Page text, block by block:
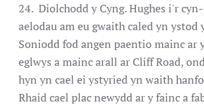
24. Diolchodd y Cyng. Hughes i'r
aelodau am eu gwaith caled yn ystod
Soniodd fod angen paentio mainc ar
eglwys a mainc arall ar Cliff Road,
hyn yn cael ei ystyried yn waith
Rhaid cael plac newydd ar y fainc a